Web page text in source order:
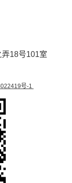
18号101室
号-1